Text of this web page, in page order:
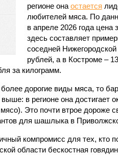
регионе она остается
любителей мяса. По
в апреле 2026 года цена
здесь составляет
соседней
рублей, а в Костроме –
за килограмм.
дорогие виды мяса, то
в регионе она достигает
Это почти втрое дороже
для шашлыка в
компромисс для тех, кто
области бескостная